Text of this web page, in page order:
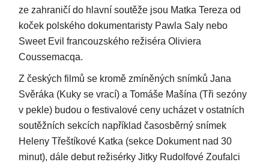
ze zahraničí do hlavní soutěže jsou Matka Tereza od
koček polského dokumentaristy Pawla Saly nebo
Sweet Evil francouzského režiséra Oliviera
Coussemacqa.
Z českých filmů se kromě zmíněných snímků Jana
Svěráka (Kuky se vrací) a Tomáše Mašína (Tři sezóny
v pekle) budou o festivalové ceny ucházet v ostatních
soutěžních sekcích například časosběrný snímek
Heleny Třeštíkové Katka (sekce Dokument nad 30
minut), dále debut režisérky Jitky Rudolfové Zoufalci